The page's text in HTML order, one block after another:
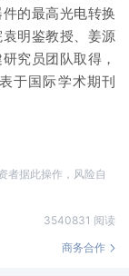
的最高光电转换
明鉴教授、姜源
究员团队取得，
于国际学术期刊
者据此操作，风险自
3540831 阅读
商务合作